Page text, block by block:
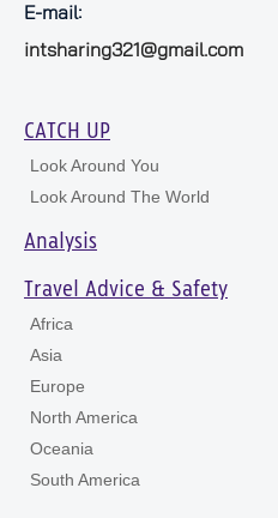
E-mail:
intsharing321@gmail.com
CATCH UP
Look Around You
Look Around The World
Analysis
Travel Advice & Safety
Africa
Asia
Europe
North America
Oceania
South America